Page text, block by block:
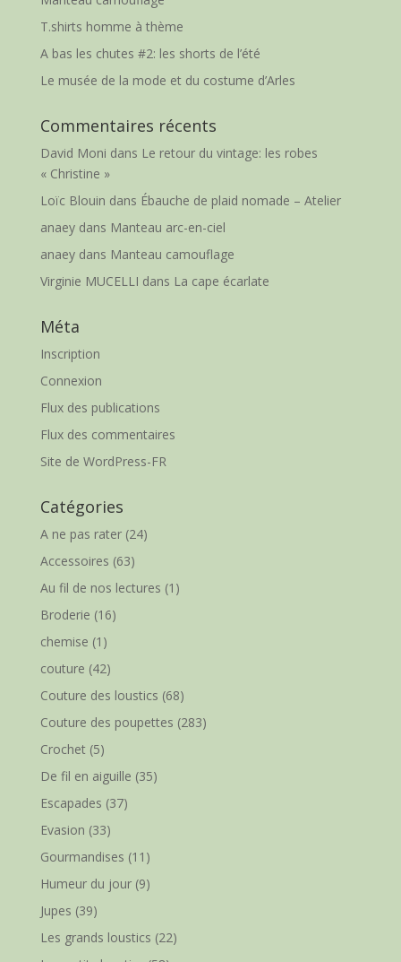
T.shirts homme à thème
A bas les chutes #2: les shorts de l’été
Le musée de la mode et du costume d’Arles
Commentaires récents
David Moni dans Le retour du vintage: les robes
« Christine »
Loïc Blouin dans Ébauche de plaid nomade – Atelier
anaeydans Manteau arc-en-ciel
anaeydans Manteau camouflage
Virginie MUCELLI dans La cape écarlate
Méta
Inscription
Connexion
Flux des publications
Flux des commentaires
Site de WordPress-FR
Catégories
A ne pas rater(24)
Accessoires (63)
Au fil de nos lectures (1)
Broderie (16)
chemise (1)
couture (42)
Couture des loustics (68)
Couture des poupettes (283)
Crochet(5)
De fil en aiguille (35)
Escapades (37)
Evasion (33)
Gourmandises (11)
Humeur du jour(9)
Jupes (39)
Les grands loustics (22)